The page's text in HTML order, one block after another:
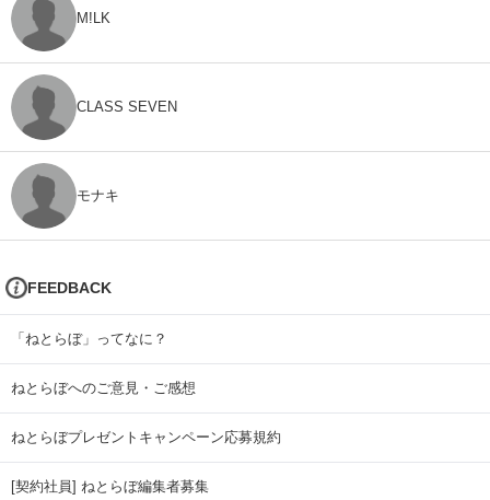
M!LK
CLASS SEVEN
モナキ
FEEDBACK
「ねとらぼ」ってなに？
ねとらぼへのご意見・ご感想
ねとらぼプレゼントキャンペーン応募規約
[契約社員] ねとらぼ編集者募集